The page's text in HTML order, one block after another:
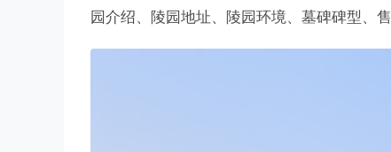
园介绍、陵园地址、陵园环境、墓碑碑型、